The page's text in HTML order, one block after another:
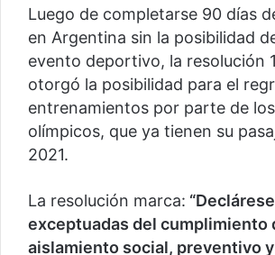
Luego de completarse 90 días
en Argentina sin la posibilidad
evento deportivo, la resolución
otorgó la posibilidad para el
entrenamientos por parte de
olímpicos, que ya tienen su
2021.
La resolución marca: “Declárese
exceptuadas del cumplimiento
aislamiento social, preventivo